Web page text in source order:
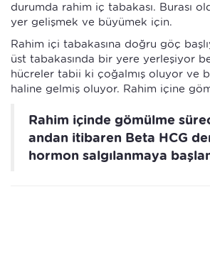
durumda rahim iç tabakası. Burası
yer gelişmek ve büyümek için.
Rahim içi tabakasına doğru göç
üst tabakasında bir yere yerleşiyor
hücreler tabii ki çoğalmış oluyor ve
haline gelmiş oluyor. Rahim içine
Rahim içinde gömülme
andan itibaren Beta HCG
hormon salgılanmaya